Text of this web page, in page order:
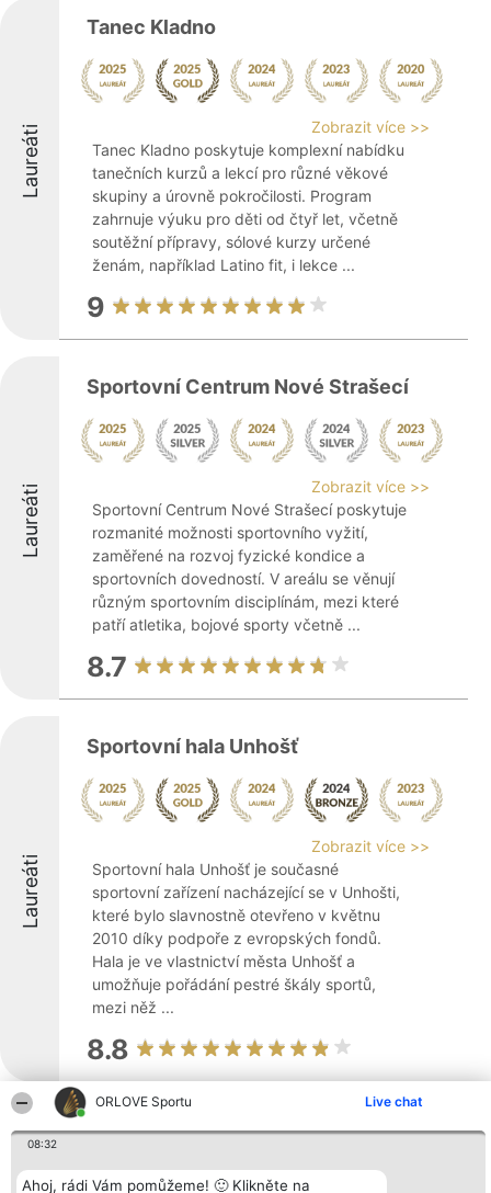
ORLOVE Sportu Live chat
08:32
Ahoj, rádi Vám pomůžeme! 🙂 Klikněte na
Laureáti
Tanec Kladno
Zobrazit více >>
Tanec Kladno poskytuje komplexní nabídku
tanečních kurzů a lekcí pro různé věkové
skupiny a úrovně pokročilosti. Program
zahrnuje výuku pro děti od čtyř let, včetně
soutěžní přípravy, sólové kurzy určené
ženám, například Latino fit, i lekce ...
9
Laureáti
Sportovní Centrum Nové Strašecí
Zobrazit více >>
Sportovní Centrum Nové Strašecí poskytuje
rozmanité možnosti sportovního vyžití,
zaměřené na rozvoj fyzické kondice a
sportovních dovedností. V areálu se věnují
různým sportovním disciplínám, mezi které
patří atletika, bojové sporty včetně ...
8.7
Laureáti
Sportovní hala Unhošť
Zobrazit více >>
Sportovní hala Unhošť je současné
sportovní zařízení nacházející se v Unhošti,
které bylo slavnostně otevřeno v květnu
2010 díky podpoře z evropských fondů.
Hala je ve vlastnictví města Unhošť a
umožňuje pořádání pestré škály sportů,
mezi něž ...
8.8
HyneXport